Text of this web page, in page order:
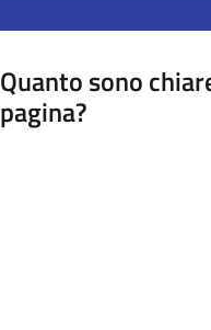
Quanto sono
pagina?